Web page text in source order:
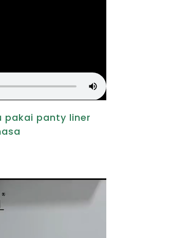
pakai panty liner